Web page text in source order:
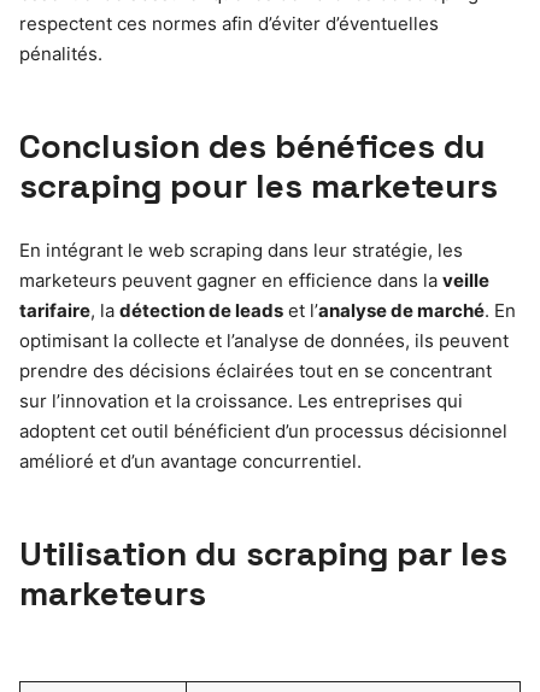
respectent ces normes afin d’éviter d’éventuelles
pénalités.
Conclusion des bénéfices du
scraping pour les marketeurs
En intégrant le web scraping dans leur stratégie, les
marketeurs peuvent gagner en efficience dans la veille
tarifaire, la détection de leads et l’analyse de marché. En
optimisant la collecte et l’analyse de données, ils peuvent
prendre des décisions éclairées tout en se concentrant
sur l’innovation et la croissance. Les entreprises qui
adoptent cet outil bénéficient d’un processus décisionnel
amélioré et d’un avantage concurrentiel.
Utilisation du scraping par les
marketeurs